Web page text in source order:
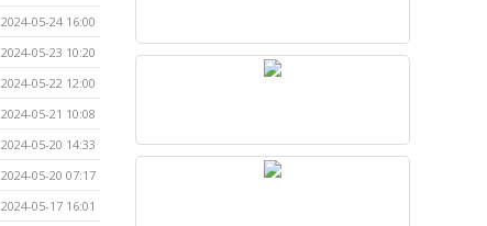
2024-05-24 16:00
2024-05-23 10:20
2024-05-22 12:00
2024-05-21 10:08
2024-05-20 14:33
2024-05-20 07:17
2024-05-17 16:01